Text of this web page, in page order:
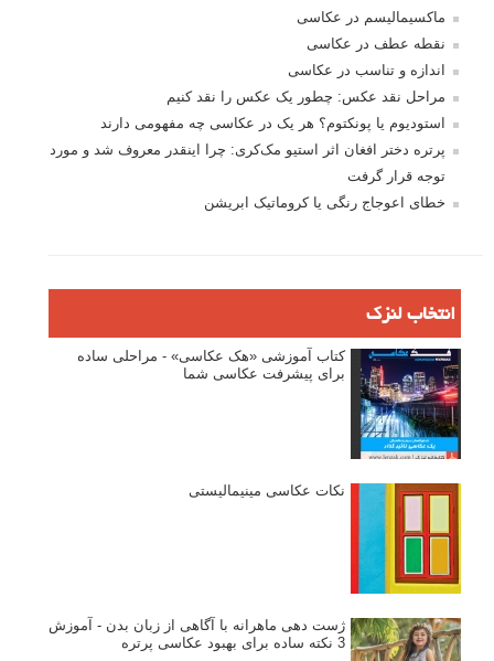
ماکسیمالیسم در عکاسی
نقطه عطف در عکاسی
اندازه و تناسب در عکاسی
مراحل نقد عکس: چطور یک عکس را نقد کنیم
استودیوم یا پونکتوم؟ هر یک در عکاسی چه مفهومی دارند
پرتره دختر افغان اثر استیو مک‌کری: چرا اینقدر معروف شد و مورد
توجه قرار گرفت
خطای اعوجاج رنگی یا کروماتیک ابریشن
انتخاب لنزک
کتاب آموزشی «هک عکاسی» - مراحلی ساده
برای پیشرفت عکاسی شما
نکات عکاسی مینیمالیستی
ژست دهی ماهرانه با آگاهی از زبان بدن - آموزش
3 نکته ساده برای بهبود عکاسی پرتره